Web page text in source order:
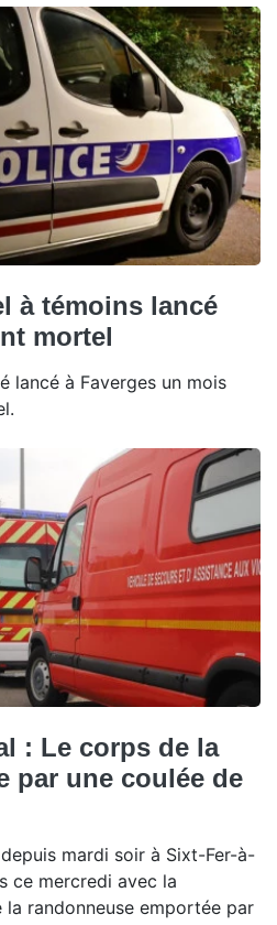
à témoins lancé
mortel
lancé à Faverges un mois
: Le corps de la
par une coulée de
mardi soir à Sixt-Fer-à-
ce mercredi avec la
randonneuse emportée par